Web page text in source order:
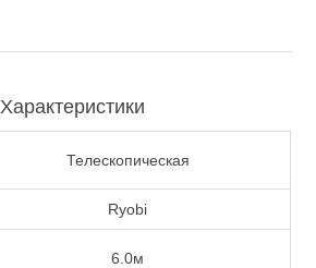
Характеристики
Телескопическая
Ryobi
6.0м